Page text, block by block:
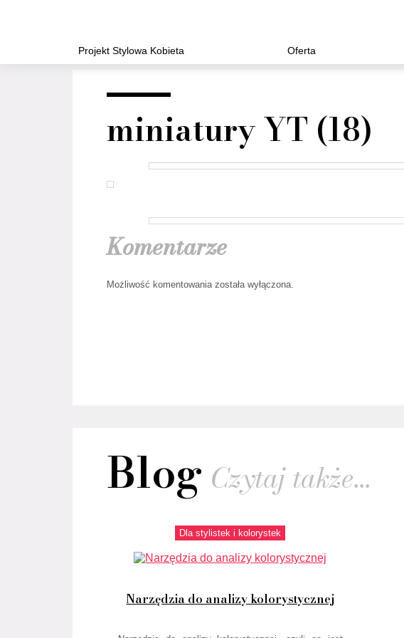
Projekt Stylowa Kobieta Oferta
miniatury YT (18)
Komentarze
Możliwość komentowania została wyłączona.
Blog Czytaj także...
Dla stylistek i kolorystek
Narzędzia do analizy kolorystycznej